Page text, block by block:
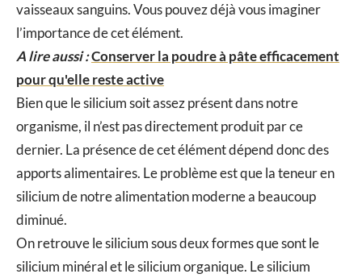
vaisseaux sanguins. Vous pouvez déjà vous imaginer
l’importance de cet élément.
A lire aussi :Conserver la poudre à pâte efficacement
pour qu'elle reste active
Bien que le silicium soit assez présent dans notre
organisme, il n’est pas directement produit par ce
dernier. La présence de cet élément dépend donc des
apports alimentaires. Le problème est que la teneur en
silicium de notre alimentation moderne a beaucoup
diminué.
On retrouve le silicium sous deux formes que sont le
silicium minéral et le silicium organique. Le silicium